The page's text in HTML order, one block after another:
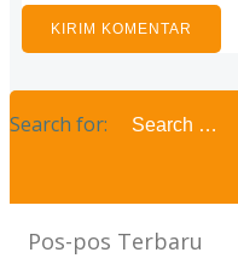
Search for:
Pos-pos Terbaru